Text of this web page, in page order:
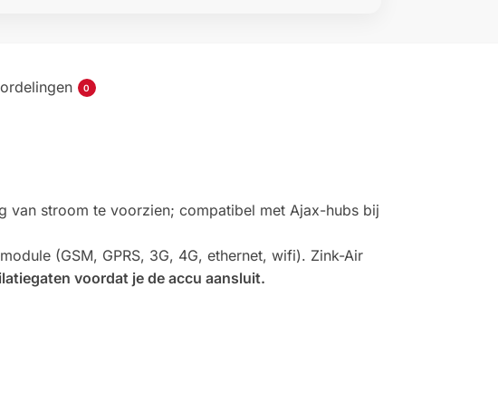
0
van stroom te voorzien; compatibel met Ajax-hubs bij
(GSM, GPRS, 3G, 4G, ethernet, wifi). Zink-Air
voordat je de accu aansluit.